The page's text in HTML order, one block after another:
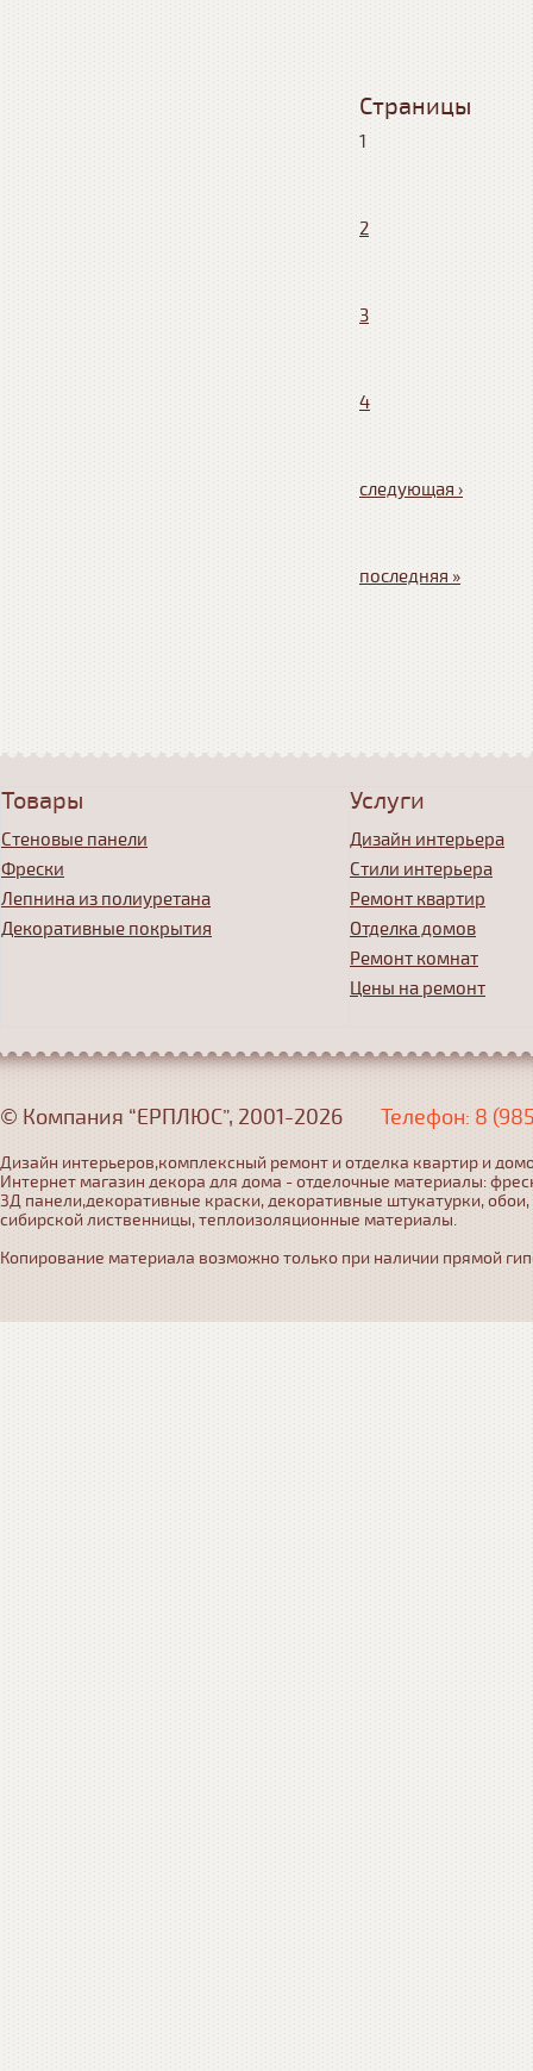
Страницы
1
2
3
4
следующая ›
последняя »
Товары
Стеновые панели
Фрески
Лепнина из полиуретана
Декоративные покрытия
Услуги
Дизайн интерьера
Стили интерьера
Ремонт квартир
Отделка домов
Ремонт комнат
Цены на ремонт
© Компания “ЕРПЛЮС”, 2001-2026 Телефон: 8
Дизайн интерьеров,комплексный ремонт и отделка квартир и
Интернет магазин декора для дома - отделочные материалы:
3Д панели,декоративные краски, декоративные штукатурки,
сибирской лиственницы, теплоизоляционные материалы.
Копирование материала возможно только при наличии прямой